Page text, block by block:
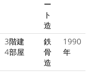
ー
ト
造
3階建
4部屋
鉄
骨
造
1990
年